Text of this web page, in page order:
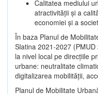
Calitatea mediului
atractivității și a
economiei și a
În baza Planul de
Slatina 2021-2027
la nivel local pe direcțiile
urbane: neutralitate
digitalizarea mobilității,
Planul de Mobilitate